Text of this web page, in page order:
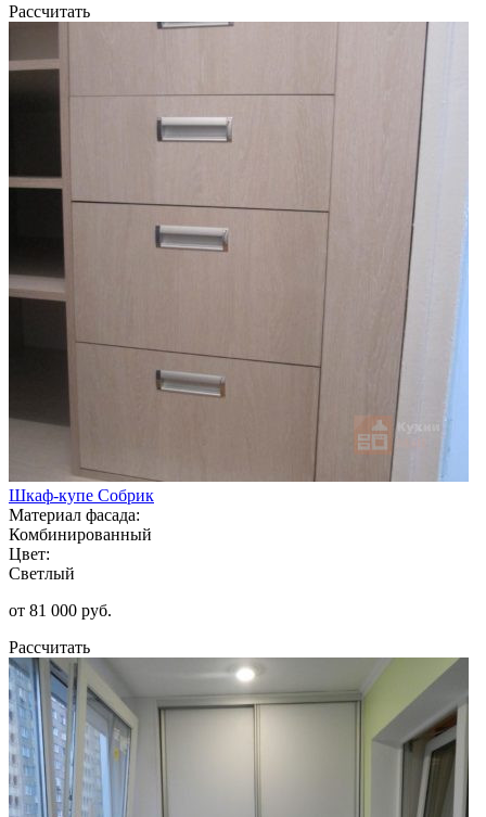
Рассчитать
Шкаф-купе Собрик
Материал фасада:
Комбинированный
Цвет:
Светлый
от 81 000 руб.
Рассчитать